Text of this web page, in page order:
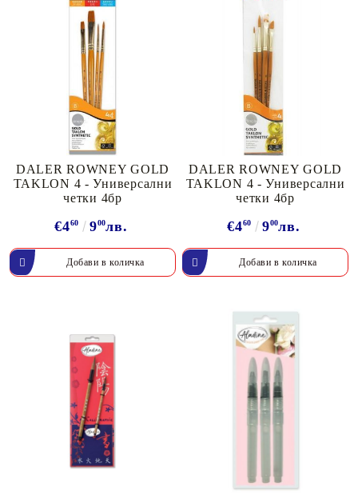
DALER ROWNEY GOLD
TAKLON 4 - Универсални
четки 4бр
€460 900лв.
DALER ROWNEY GOLD
TAKLON 4 - Универсални
четки 4бр
€460 900лв.